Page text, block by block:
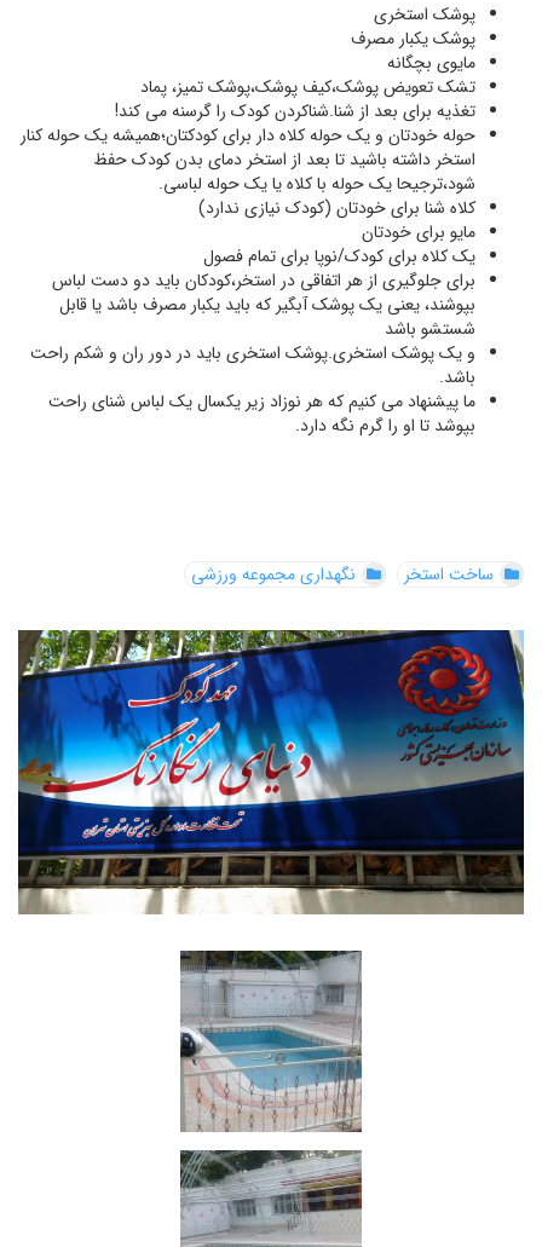
پوشک استخری
پوشک یکبار مصرف
مایوی بچگانه
تشک تعویض پوشک،کیف پوشک،پوشک تمیز، پماد
تغذیه برای بعد از شنا.شناکردن کودک را گرسنه می کند!
حوله خودتان و یک حوله کلاه دار برای کودکتان؛همیشه یک حوله کنار
استخر داشته باشید تا بعد از استخر دمای بدن کودک حفظ
شود،ترجیحا یک حوله با کلاه یا یک حوله لباسی.
کلاه شنا برای خودتان (کودک نیازی ندارد)
مایو برای خودتان
یک کلاه برای کودک/نوپا برای تمام فصول
برای جلوگیری از هر اتفاقی در استخر،کودکان باید دو دست لباس
بپوشند، یعنی یک پوشک آبگیر که باید یکبار مصرف باشد یا قابل
شستشو باشد
و یک پوشک استخری.پوشک استخری باید در دور ران و شکم راحت
باشد.
ما پیشنهاد می کنیم که هر نوزاد زیر یکسال یک لباس شنای راحت
بپوشد تا او را گرم نگه دارد.
ساخت استخر نگهداری مجموعه ورزشی